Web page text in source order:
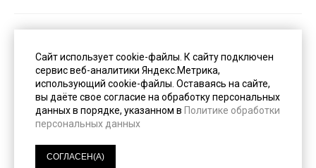
Пользовательское соглашение
Политика конфиденциальности
Сайт использует cookie-файлы. К cайту подключен
сервис веб-аналитики Яндекс.Метрика,
использующий cookie-файлы. Оставаясь на сайте,
вы даёте свое согласие на обработку персональных
данных в порядке, указанном в Политике обработки
персональных данных
СОГЛАСЕН(А)